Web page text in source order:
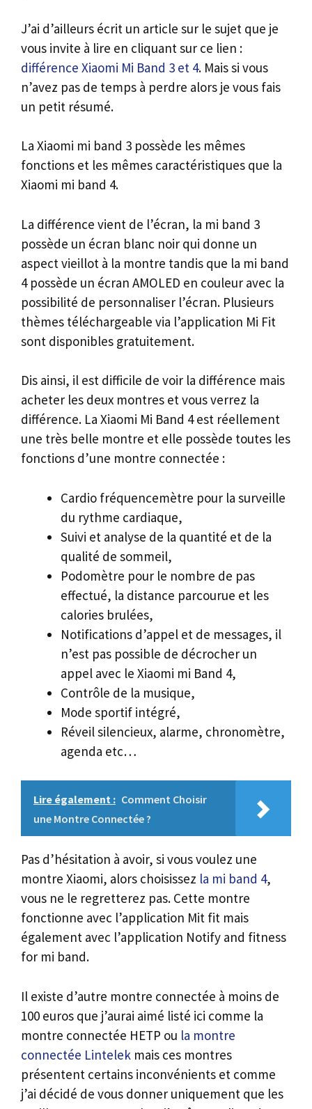
J’ai d’ailleurs écrit un article sur le sujet que je
vous invite à lire en cliquant sur ce lien :
différence Xiaomi Mi Band 3 et 4. Mais si vous
n’avez pas de temps à perdre alors je vous fais
un petit résumé.
La Xiaomi mi band 3 possède les mêmes
fonctions et les mêmes caractéristiques que la
Xiaomi mi band 4.
La différence vient de l’écran, la mi band 3
possède un écran blanc noir qui donne un
aspect vieillot à la montre tandis que la mi band
4 possède un écran AMOLED en couleur avec la
possibilité de personnaliser l’écran. Plusieurs
thèmes téléchargeable via l’application Mi Fit
sont disponibles gratuitement.
Dis ainsi, il est difficile de voir la différence mais
acheter les deux montres et vous verrez la
différence. La Xiaomi Mi Band 4 est réellement
une très belle montre et elle possède toutes les
fonctions d’une montre connectée :
Cardio fréquencemètre pour la surveille
du rythme cardiaque,
Suivi et analyse de la quantité et de la
qualité de sommeil,
Podomètre pour le nombre de pas
effectué, la distance parcourue et les
calories brulées,
Notifications d’appel et de messages, il
n’est pas possible de décrocher un
appel avec le Xiaomi mi Band 4,
Contrôle de la musique,
Mode sportif intégré,
Réveil silencieux, alarme, chronomètre,
agenda etc…
Lire également : Comment Choisir
une Montre Connectée ?
Pas d’hésitation à avoir, si vous voulez une
montre Xiaomi, alors choisissez la mi band 4,
vous ne le regretterez pas. Cette montre
fonctionne avec l’application Mit fit mais
également avec l’application Notify and fitness
for mi band.
Il existe d’autre montre connectée à moins de
100 euros que j’aurai aimé listé ici comme la
montre connectée HETP ou la montre
connectée Lintelek mais ces montres
présentent certains inconvénients et comme
j’ai décidé de vous donner uniquement que les